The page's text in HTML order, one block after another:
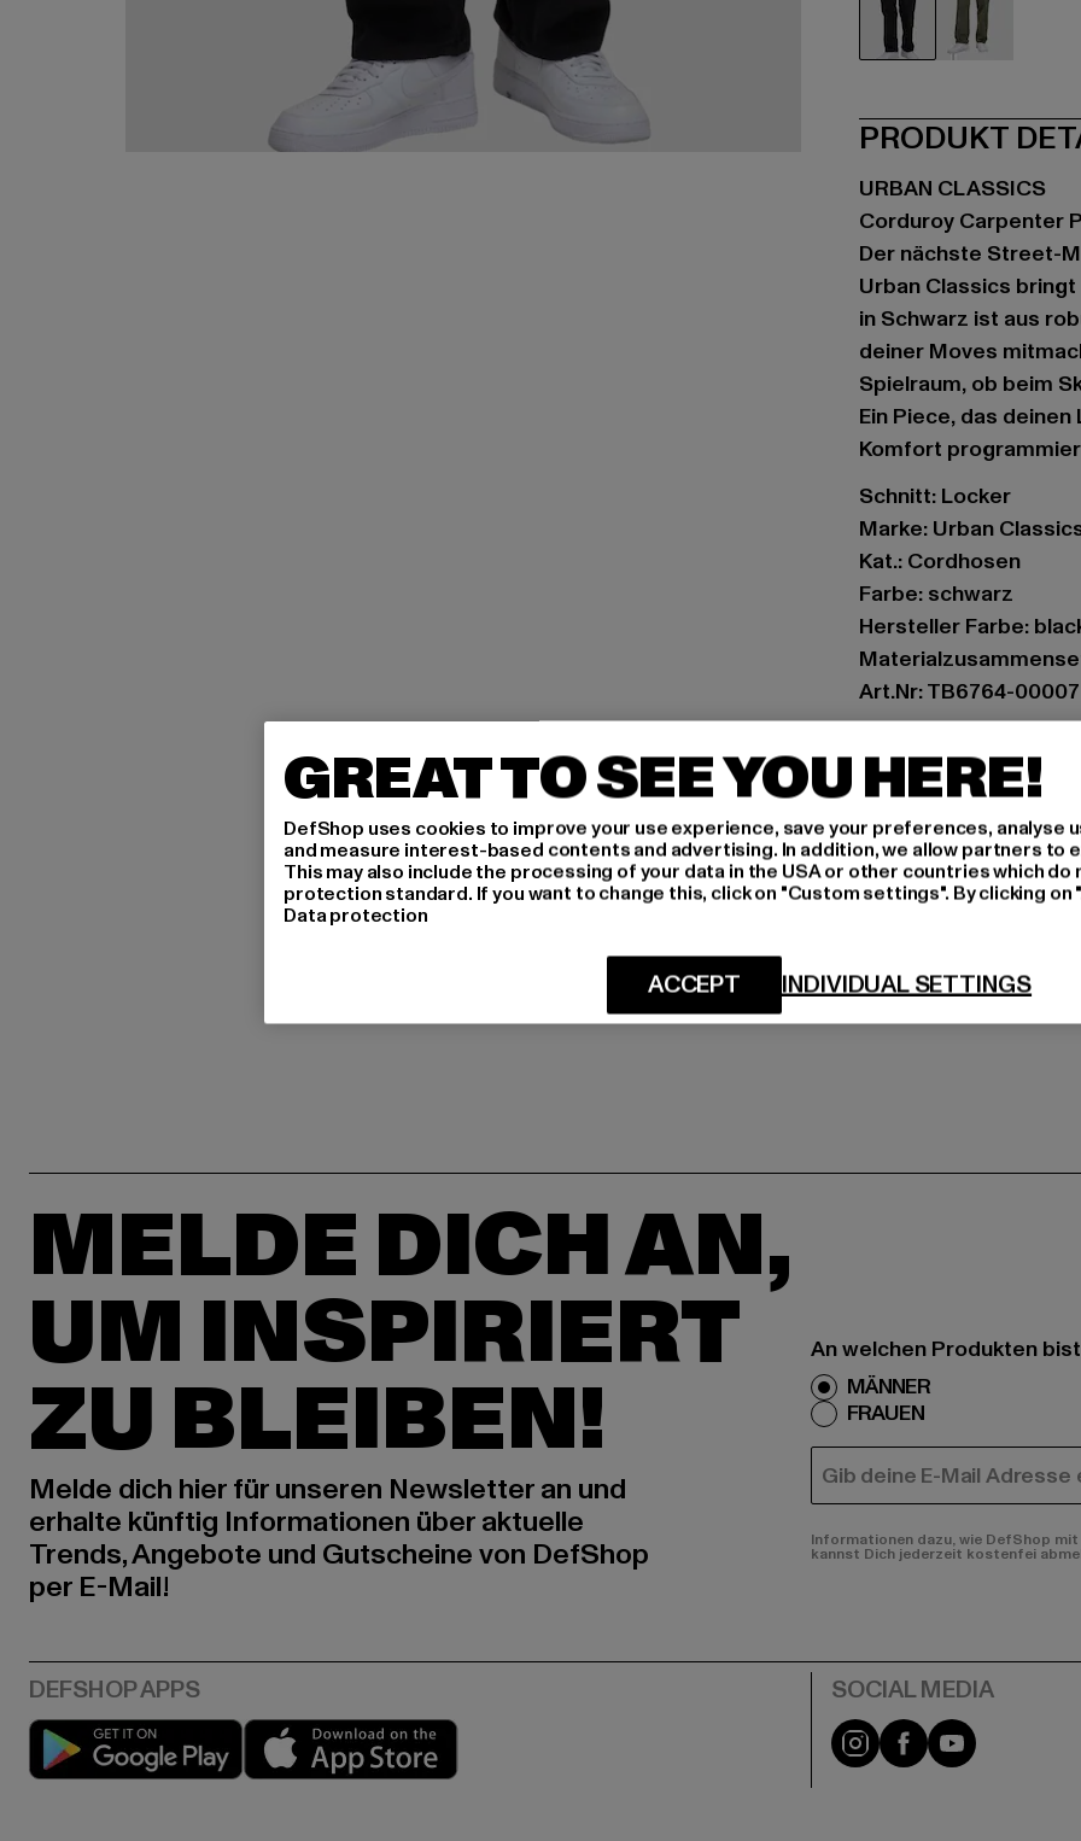
PRODUKT
URBAN CLASSICS
Corduroy Carpenter
Der nächste Street-
Urban Classics
in Schwarz ist aus
deiner Moves
Spielraum, ob beim
Ein Piece, das
Komfort
Schnitt: Locker
Marke: Urban
Kat.: Cordhosen
Farbe: schwarz
Hersteller Farbe:
Art.Nr: TB6764-00007
Hersteller: TB
Dr.-Robert-Murjahn-
GRÖSSE
LIEFERUNG &
MELDE DICH AN,
UM INSPIRIERT
ZU BLEIBEN!
Melde dich hier für unseren Newsletter an und
erhalte künftig Informationen über aktuelle
Trends, Angebote und Gutscheine von DefShop
per E-Mail!
An welchen Produkten
MÄNNER
FRAUEN
E-MAIL
Informationen dazu, wie DefShop
kannst Dich jederzeit kostenfei
Play market Instagram
FacebookYouTube
GREAT TO SEE YOU HERE!
DefShop uses cookies to improve your use experience, save your preferences, analyse
and measure interest-based contents and advertising. In addition, we allow partners to
This may also include the processing of your data in the USA or other countries which do
protection standard. If you want to change this, click on "Custom settings". By clicking
Data protection
INDIVIDUAL SETTINGS
ACCEPT